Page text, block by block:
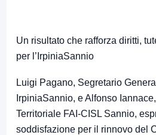
Un risultato che rafforza diritti,
per l’IrpiniaSannio
Luigi Pagano, Segretario
IrpiniaSannio, e Alfonso
Territoriale FAI‑CISL Sannio,
soddisfazione per il rinnovo del